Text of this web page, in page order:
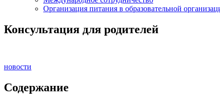
Организация питания в образовательной
Консультация для родителей
новости
Содержание